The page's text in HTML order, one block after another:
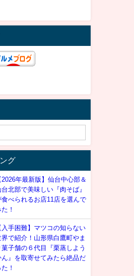
グ
2026年最新版】仙台中心部＆
台北部で美味しい『肉そば』
食べられるお店11店を選んで
！
入手困難】マツコの知らない
界で紹介！山形県白鷹町やま
菓子舗の６代目『栗蒸しよう
ん』を取寄せてみたら絶品だ
た！